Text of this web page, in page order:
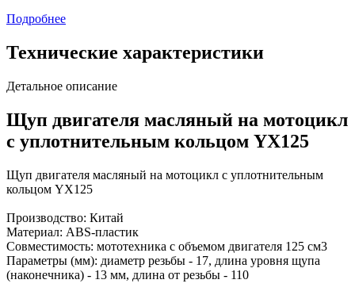
Подробнее
Технические характеристики
Детальное описание
Щуп двигателя масляный на мотоцикл
с уплотнительным кольцом YX125
Щуп двигателя масляный на мотоцикл с уплотнительным
кольцом YX125
Производство: Китай
Материал: ABS-пластик
Совместимость: мототехника с объемом двигателя 125 см3
Параметры (мм): диаметр резьбы - 17, длина уровня щупа
(наконечника) - 13 мм, длина от резьбы - 110